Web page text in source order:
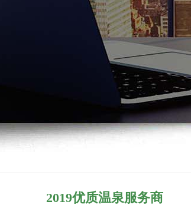
2019优质温泉服务商